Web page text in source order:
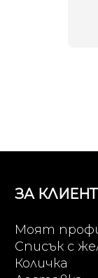
ЗА
Моят
Списък с
Количка